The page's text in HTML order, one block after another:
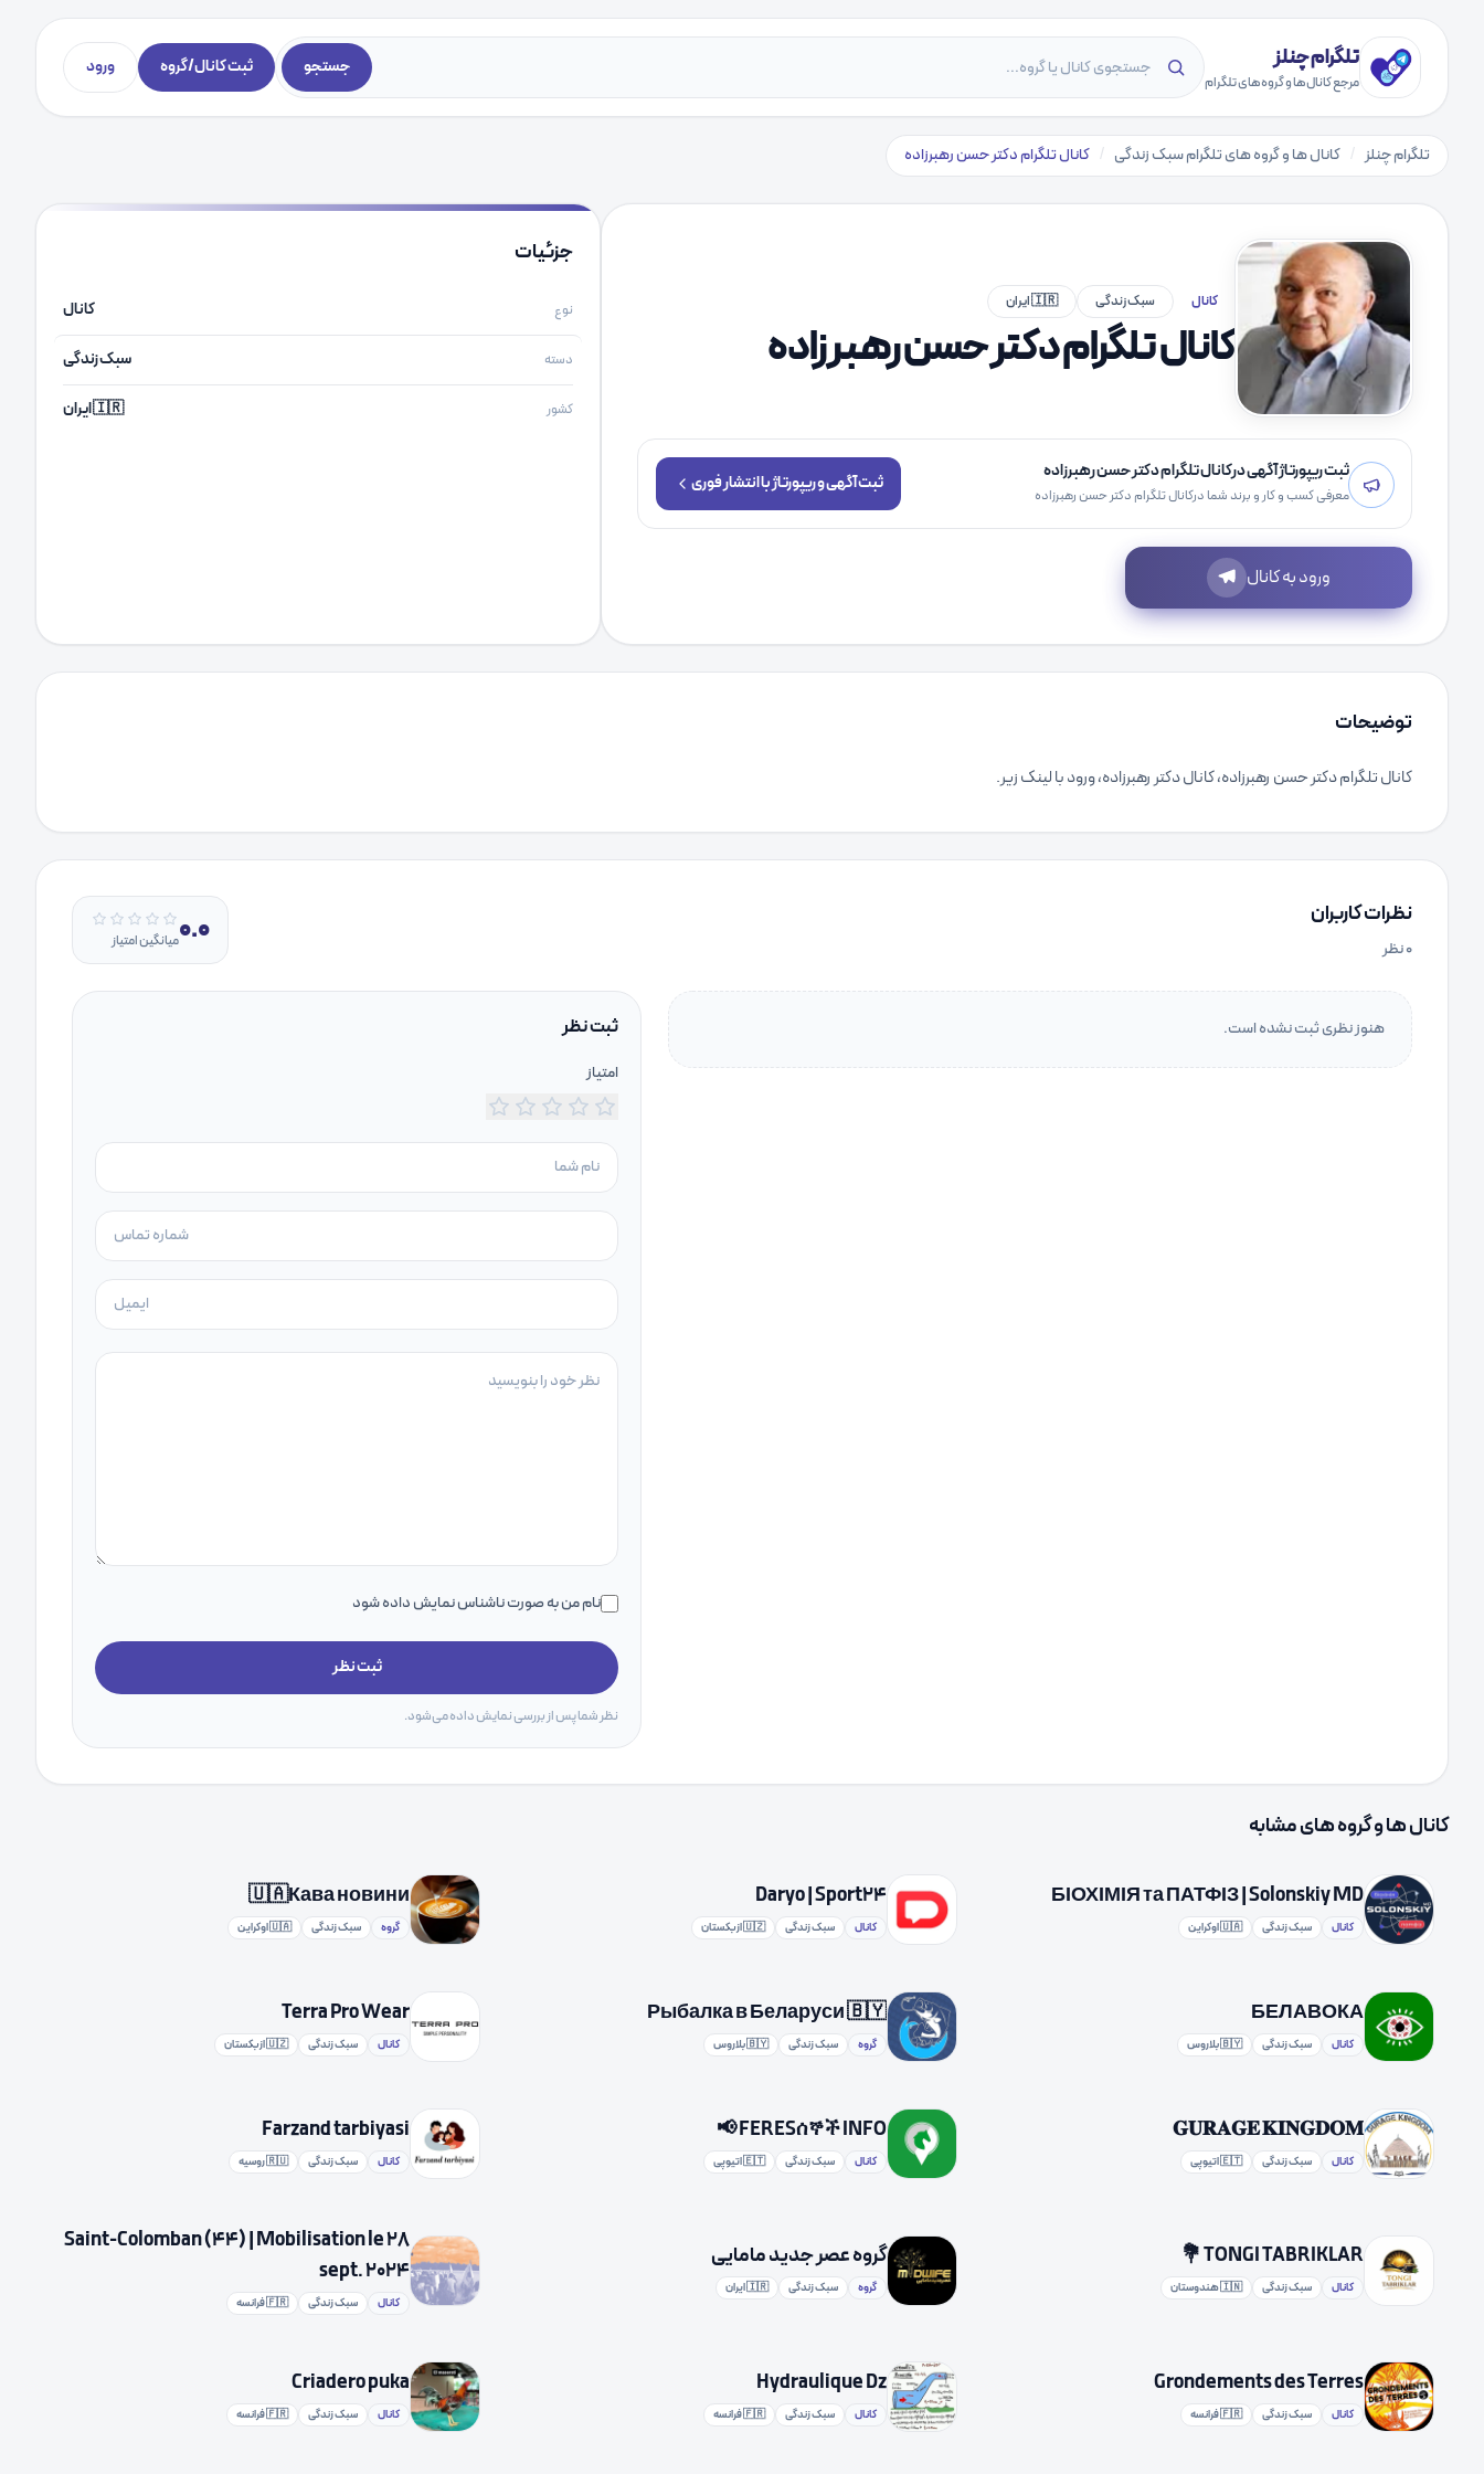
تلگرام چنلز
مرجع کانال‌ها و گروه‌های تلگرام
جستجو ثبت کانال/گروه ورود
تلگرام چنلز / کانال ها و گروه های تلگرام سبک زندگی / کانال تلگرام دکتر حسن رهبرزاده
کانال سبک زندگی 🇮🇷 ایران
کانال تلگرام دکتر حسن رهبرزاده
ثبت ریپورتاژ آگهی درکانال تلگرام دکتر حسن رهبرزاده
معرفی کسب و کار و برند شما درکانال تلگرام دکتر حسن رهبرزاده
ثبت آگهی و ریپورتاژ با انتشار فوری
ورود به کانال
جزئیات
نوع کانال
دسته سبک زندگی
کشور 🇮🇷 ایران
توضیحات
کانال تلگرام دکتر حسن رهبرزاده، کانال دکتر رهبرزاده، ورود با لینک زیر.
نظرات کاربران
۰نظر 0.0میانگین امتیاز
هنوز نظری ثبت نشده است. ثبت نظر
امتیاز
نام من به صورت ناشناس نمایش داده شود
ثبت نظر
نظر شما پس از بررسی نمایش داده می‌شود.
کانال ها و گروه های مشابه
БІОХІМІЯ та ПАТФІЗ | Solonskiy MD
کانال سبک زندگی 🇺🇦 اوکراین
Daryo | Sport24
کانال سبک زندگی 🇺🇿 ازبکستان
🇺🇦Кава новини
گروه سبک زندگی 🇺🇦 اوکراین
БЕЛАВОКА
کانال سبک زندگی 🇧🇾 بلاروس
Рыбалка в Беларуси 🇧🇾
گروه سبک زندگی 🇧🇾 بلاروس
Terra Pro Wear
کانال سبک زندگی 🇺🇿 ازبکستان
𝐆𝐔𝐑𝐀𝐆𝐄 𝐊𝐈𝐍𝐆𝐃𝐎𝐌
کانال سبک زندگی 🇪🇹 اتیوپی
FERESሰኞች INFO 📢
کانال سبک زندگی 🇪🇹 اتیوپی
Farzand tarbiyasi
کانال سبک زندگی 🇷🇺 روسیه
TONGI TABRIKLAR 💐
کانال سبک زندگی 🇮🇳 هندوستان
گروه عصر جدید مامایی
گروه سبک زندگی 🇮🇷 ایران
Saint-Colomban (44) | Mobilisation le 28
sept. 2024
کانال سبک زندگی 🇫🇷 فرانسه
Grondements des Terres
کانال سبک زندگی 🇫🇷 فرانسه
Hydraulique Dz
کانال سبک زندگی 🇫🇷 فرانسه
Criadero puka
کانال سبک زندگی 🇫🇷 فرانسه